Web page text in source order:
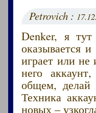
Petrovich :
Denker, я
оказывается
играет или не
него
общем,
Техника
новых –